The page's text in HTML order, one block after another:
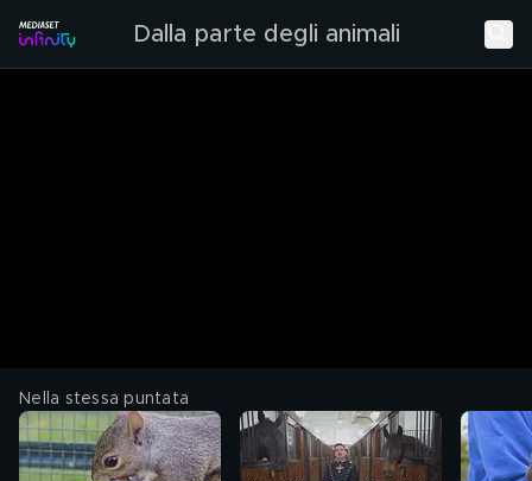
Dalla parte degli animali
Nella stessa puntata